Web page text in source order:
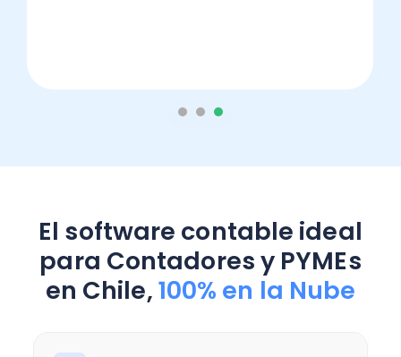
El software contable ideal
para Contadores y PYMEs
en Chile,100% en la Nube